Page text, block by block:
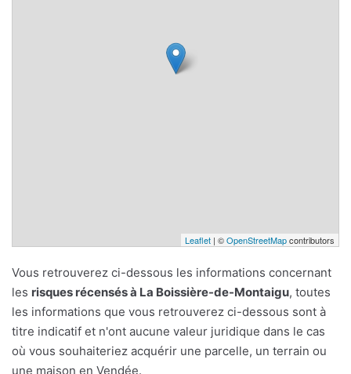
Leaflet | ©OpenStreetMapcontributors
Vous retrouverez ci-dessous les informations concernant
les risques récensés à La Boissière-de-Montaigu, toutes
les informations que vous retrouverez ci-dessous sont à
titre indicatif et n'ont aucune valeur juridique dans le cas
où vous souhaiteriez acquérir une parcelle, un terrain ou
une maison en Vendée.